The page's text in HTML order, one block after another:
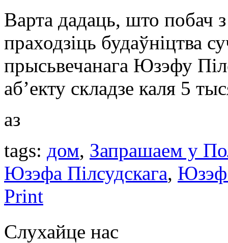
Варта дадаць, што побач
праходзіць будаўніцтва
прысьвечанага Юзэфу
аб’екту складзе каля 5
аз
tags: дом, Запрашаем у
Юзэфа Пілсудскага, Юзэф
Print
Слухайце нас